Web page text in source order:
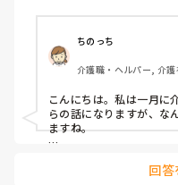
これから1年間くらいを
皆さんはどんな資格を取
また介護福祉士取得済み
る方は何を目標にされて
追記:
鼻腔内・口腔内の喀痰吸
ちのっち
介護職・ヘルパー, 介
こんにちは。私は一月に
らの話になりますが、な
ますね。
士取ってからそれから何
回答